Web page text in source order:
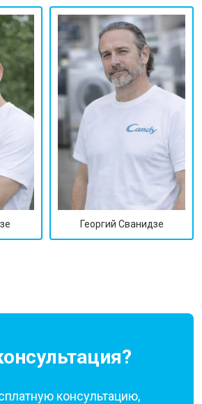
Георгий Сванидзе
консультацию,